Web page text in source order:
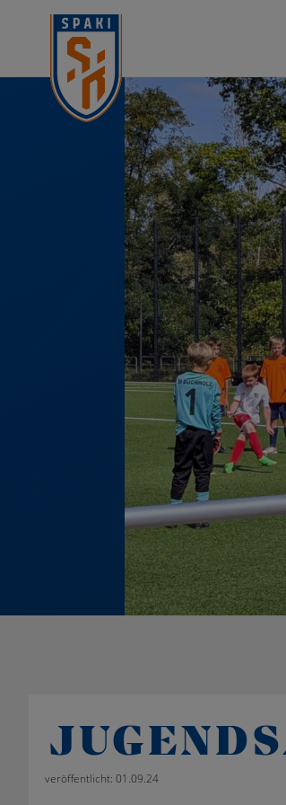
veröffentlicht: 01.09.24